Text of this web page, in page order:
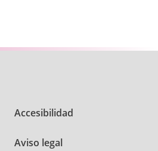
Accesibilidad
Aviso legal